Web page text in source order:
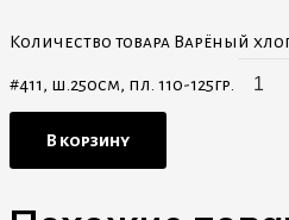
Количество товара Варёный
#411, ш.250см, пл. 110-125гр.
В корзину